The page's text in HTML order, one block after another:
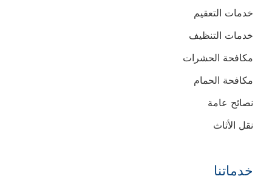
خدمات التعقيم
خدمات التنظيف
مكافحة الحشرات
مكافحة الحمام
نصائح عامة
نقل الأثاث
خدماتنا